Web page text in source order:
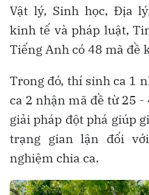
Vật lý, Sinh học, Địa
kinh tế và pháp luật,
Tiếng Anh có 48 mã đề
Trong đó, thí sinh ca 1
ca 2 nhận mã đề từ 25
giải pháp đột phá giúp
trạng gian lận đối
nghiệm chia ca.